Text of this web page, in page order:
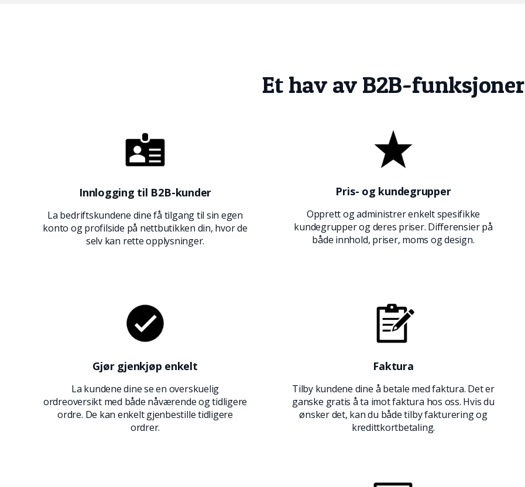
Et hav av B2B-funksjoner
Innlogging til B2B-kunder
La bedriftskundene dine få tilgang til sin egen
konto og profilside på nettbutikken din, hvor de
selv kan rette opplysninger.
Pris- og kundegrupper
Opprett og administrer enkelt spesifikke
kundegrupper og deres priser. Differensier på
både innhold, priser, moms og design.
Gjør gjenkjøp enkelt
La kundene dine se en overskuelig
ordreoversikt med både nåværende og tidligere
ordre. De kan enkelt gjenbestille tidligere
ordrer.
Faktura
Tilby kundene dine å betale med faktura. Det er
ganske gratis å ta imot faktura hos oss. Hvis du
ønsker det, kan du både tilby fakturering og
kredittkortbetaling.